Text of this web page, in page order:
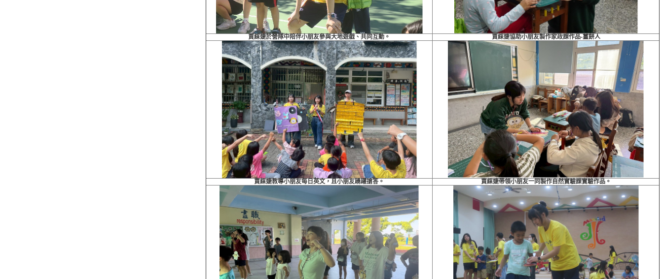
賈綵婕於營隊中陪伴小朋友參與大地遊戲、共同互動。 賈綵婕協助小朋友製作家政課作品-薑餅人
賈綵婕教導小朋友每日英文，且小朋友踴躍搶答。 賈綵婕帶領小朋友一同製作自然實驗課實驗作品。